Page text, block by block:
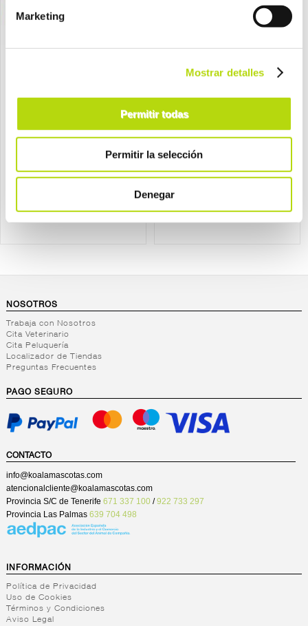
Marketing
Mostrar detalles
Permitir todas
Permitir la selección
Denegar
gourmet gato gold tartelette
48x85 gr
gourmet gato soup royale 45
gr
NOSOTROS
Trabaja con Nosotros
Cita Veterinario
Cita Peluquería
Localizador de Tiendas
Preguntas Frecuentes
PAGO SEGURO
CONTACTO
info@koalamascotas.com
atencionalcliente@koalamascotas.com
Provincia S/C de Tenerife 671 337 100/922 733 297
Provincia Las Palmas 639 704 498
INFORMACIÓN
Política de Privacidad
Uso de Cookies
Términos y Condiciones
Aviso Legal